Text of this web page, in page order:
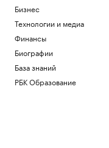
Бизнес
Технологии и медиа
Финансы
Биографии
База знаний
РБК Образование